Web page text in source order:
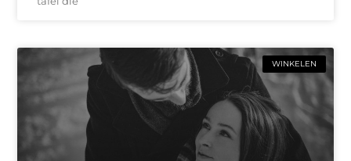
WINKELEN